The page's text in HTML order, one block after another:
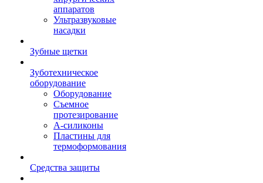
аппаратов
Ультразвуковые
насадки
Зубные щетки
Зуботехническое
оборудование
Оборудование
Съемное
протезирование
А-силиконы
Пластины для
термоформования
Средства защиты